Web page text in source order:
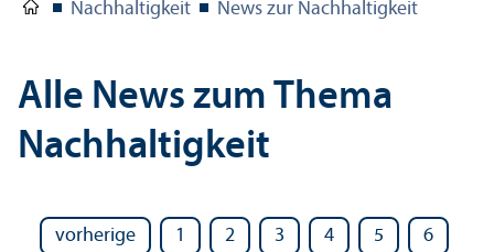
Nachhaltigkeit News zur Nachhaltigkeit
Alle News zum Thema
Nachhaltigkeit
vorherige 1 2 3 4 5
6